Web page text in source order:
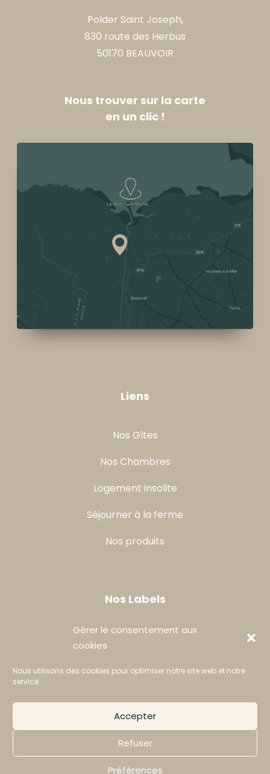
Gérer le consentement aux
cookies
Nous utilisons des cookies pour optimiser notre site web et notre
service.
Accepter
Refuser
Préférences
Polder Saint Joseph,
830 route des Herbus
50170 BEAUVOIR
Nous trouver sur la carte
en un clic !
Liens
Nos Gîtes
Nos Chambres
Logement insolite
Séjourner à la ferme
Nos produits
Nos Labels
MENTIONS LÉGALES PLAN DU SITE
COOKIES